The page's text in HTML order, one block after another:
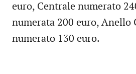
euro, Centrale numerato
numerata 200 euro, Anello
numerato 130 euro.